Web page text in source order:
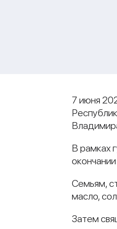
7 июня
В рамках
Семьям,
масло,
Затем